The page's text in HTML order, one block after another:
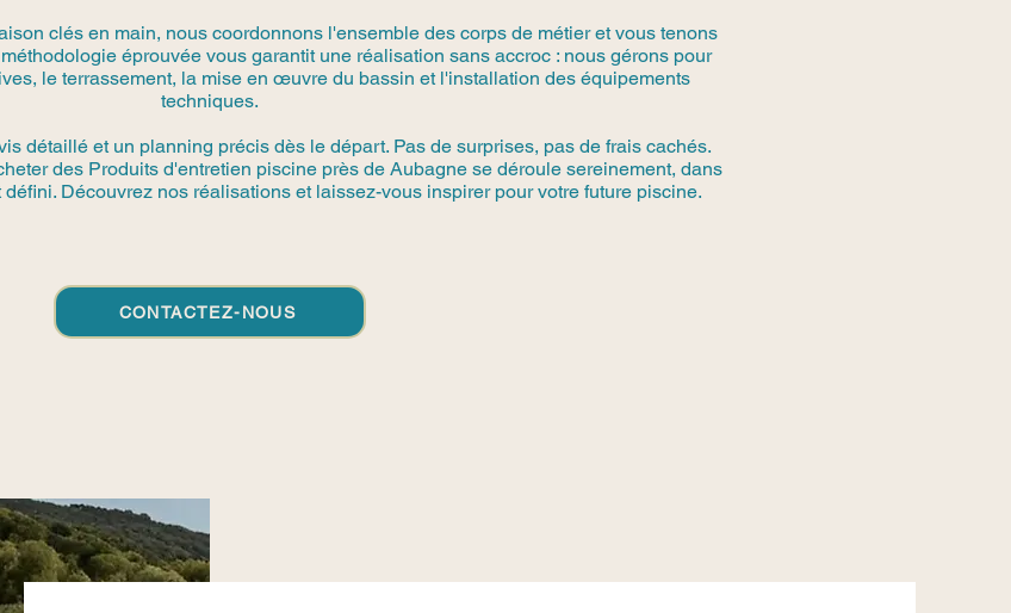
clés en main, nous coordonnons l'ensemble des corps de métier et vous tenons
éprouvée vous garantit une réalisation sans accroc : nous gérons pour
le terrassement, la mise en œuvre du bassin et l'installation des équipements
techniques.
détaillé et un planning précis dès le départ. Pas de surprises, pas de frais cachés.
des Produits d'entretien piscine près de Aubagne se déroule sereinement, dans
Découvrez nos réalisations et laissez-vous inspirer pour votre future piscine.
CONTACTEZ-NOUS